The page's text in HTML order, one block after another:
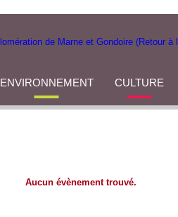
ENVIRONNEMENT CULTURE
Aucun évènement trouvé.